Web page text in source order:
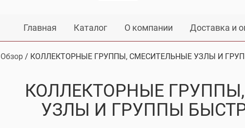
Главная Каталог О компании Доставка и
Обзор/ КОЛЛЕКТОРНЫЕ ГРУППЫ, СМЕСИТЕЛЬНЫЕ УЗЛЫ И
КОЛЛЕКТОРНЫЕ
УЗЛЫ И ГРУППЫ